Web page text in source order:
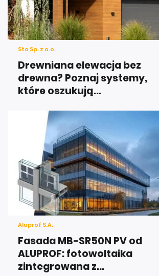
Sto Sp. z o.o.
Drewniana elewacja bez
drewna? Poznaj systemy,
które oszukują...
Aluprof S.A.
Fasada MB-SR50N PV od
ALUPROF: fotowoltaika
zintegrowana z...